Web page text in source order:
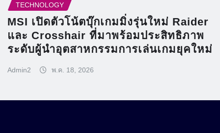
TECHNOLOGY
MSI เปิดตัวโน้ตบุ๊กเกมมิ่งรุ่นใหม่ Raider
และ Crosshair ที่มาพร้อมประสิทธิภาพ
ระดับผู้นำอุตสาหกรรมการเล่นเกมยุคใหม่
Admin2 พ.ค. 18, 2026